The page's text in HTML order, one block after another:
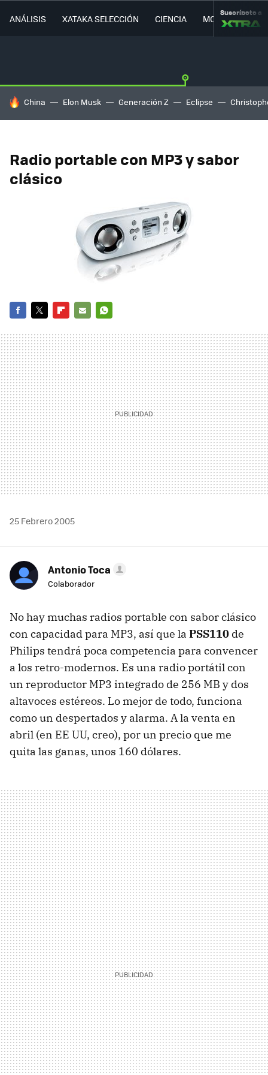
ANÁLISIS XATAKA SELECCIÓN CIENCIA MOVILIDAD
Suscríbete a
HOY SE HABLA DE
China Elon Musk Generación Z Eclipse
Radio portable con MP3 y sabor
clásico
MAIL
25 Febrero 2005
Antonio Toca
Colaborador
No hay muchas radios portable con sabor clásico
con capacidad para MP3, así que la PSS110 de
Philips tendrá poca competencia para convencer
a los retro-modernos. Es una radio portátil con
un reproductor MP3 integrado de 256 MB y dos
altavoces estéreos. Lo mejor de todo, funciona
como un despertados y alarma. A la venta en
abril (en EE UU, creo), por un precio que me
quita las ganas, unos 160 dólares.